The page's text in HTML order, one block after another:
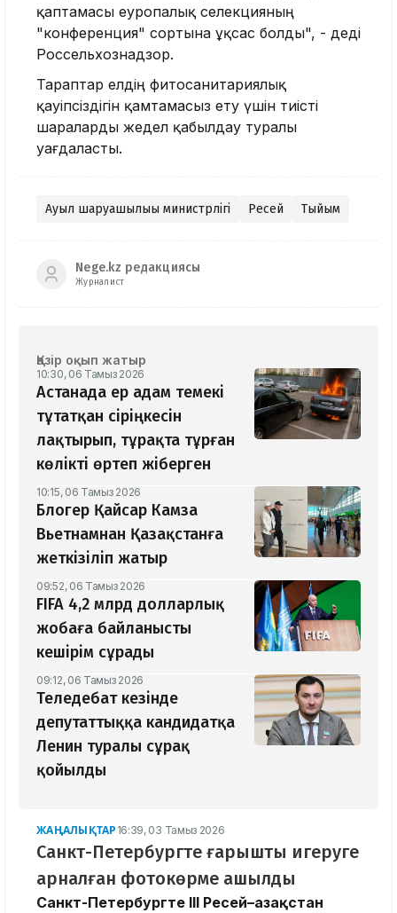
қаптамасы еуропалық селекцияның
"конференция" сортына ұқсас болды", - деді
Россельхознадзор.
Тараптар елдің фитосанитариялық
қауіпсіздігін қамтамасыз ету үшін тиісті
шараларды жедел қабылдау туралы
уағдаласты.
Ауыл шаруашылығы министрлігі Ресей Тыйым
Nege.kz редакциясы
Журналист
Қазір оқып жатыр
10:30, 06 Тамыз 2026
Астанада ер адам темекі
тұтатқан сіріңкесін
лақтырып, тұрақта тұрған
көлікті өртеп жіберген
10:15, 06 Тамыз 2026
Блогер Қайсар Камза
Вьетнамнан Қазақстанға
жеткізіліп жатыр
09:52, 06 Тамыз 2026
FIFA 4,2 млрд долларлық
жобаға байланысты
кешірім сұрады
09:12, 06 Тамыз 2026
Теледебат кезінде
депутаттыққа кандидатқа
Ленин туралы сұрақ
қойылды
ЖАҢАЛЫҚТАР 16:39, 03 Тамыз 2026
Санкт-Петербургте ғарышты игеруге
арналған фотокөрме ашылды
Санкт-Петербургте III Ресей–Қазақстан